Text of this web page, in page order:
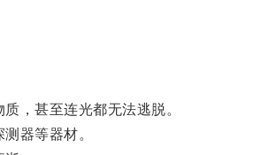
，甚至连光都无法逃脱。
器等器材。